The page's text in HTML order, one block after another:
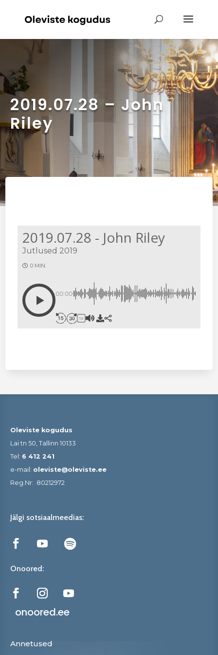
2019.07.28 – John
Riley
2019.07.28 - John Riley
Jutlused 2019
0 MIN.
00:00
1X
Oleviste kogudus
Lai tn 50, Tallinn 10133
Tel: 6 412 241
e-mail: oleviste@oleviste.ee
Reg.Nr: 80212972
Jälgi sotsiaalmeedias:
Onoored:
onoored.ee
Annetused